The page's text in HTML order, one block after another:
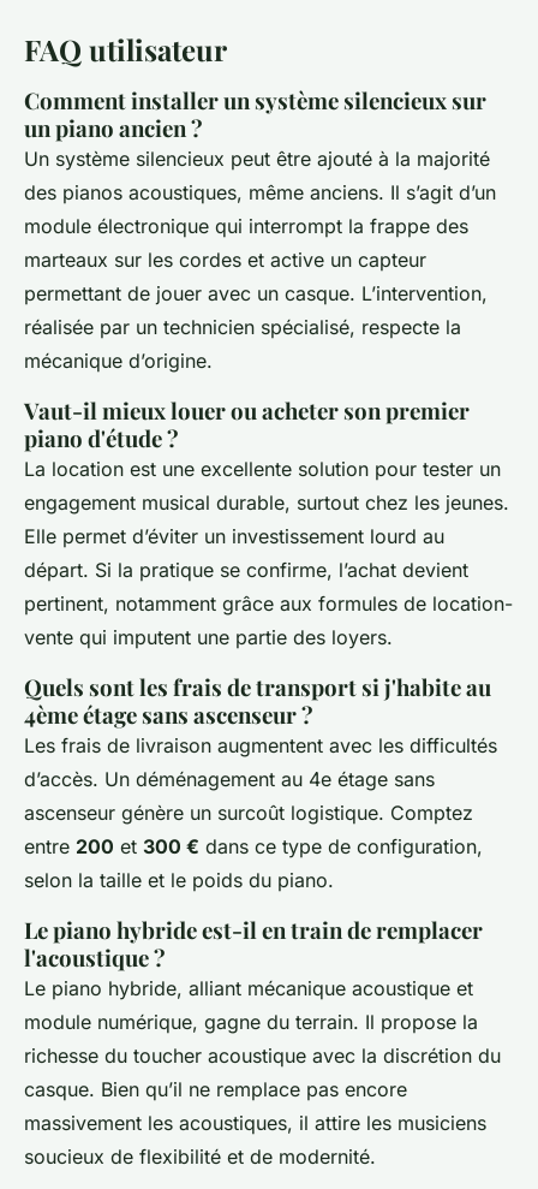
FAQ utilisateur
Comment installer un système silencieux sur
un piano ancien ?
Un système silencieux peut être ajouté à la majorité
des pianos acoustiques, même anciens. Il s’agit d’un
module électronique qui interrompt la frappe des
marteaux sur les cordes et active un capteur
permettant de jouer avec un casque. L’intervention,
réalisée par un technicien spécialisé, respecte la
mécanique d’origine.
Vaut-il mieux louer ou acheter son premier
piano d'étude ?
La location est une excellente solution pour tester un
engagement musical durable, surtout chez les jeunes.
Elle permet d’éviter un investissement lourd au
départ. Si la pratique se confirme, l’achat devient
pertinent, notamment grâce aux formules de location-
vente qui imputent une partie des loyers.
Quels sont les frais de transport si j'habite au
4ème étage sans ascenseur ?
Les frais de livraison augmentent avec les difficultés
d’accès. Un déménagement au 4e étage sans
ascenseur génère un surcoût logistique. Comptez
entre 200 et 300 € dans ce type de configuration,
selon la taille et le poids du piano.
Le piano hybride est-il en train de remplacer
l'acoustique ?
Le piano hybride, alliant mécanique acoustique et
module numérique, gagne du terrain. Il propose la
richesse du toucher acoustique avec la discrétion du
casque. Bien qu’il ne remplace pas encore
massivement les acoustiques, il attire les musiciens
soucieux de flexibilité et de modernité.